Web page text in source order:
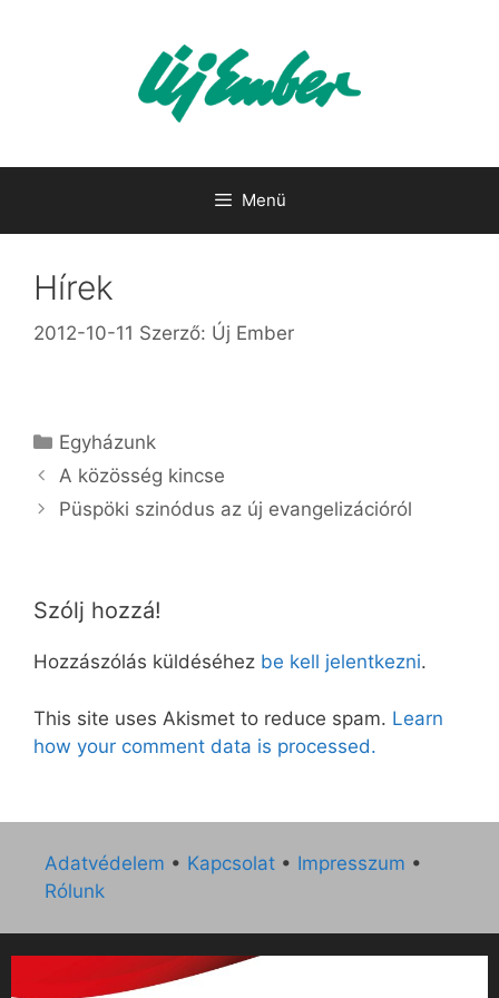
Menü
Hírek
2012-10-11 Szerző: Új Ember
Kategória
Egyházunk
A közösség kincse
Püspöki szinódus az új evangelizációról
Szólj hozzá!
Hozzászólás küldéséhez be kell jelentkezni.
This site uses Akismet to reduce spam. Learn
how your comment data is processed.
Adatvédelem • Kapcsolat • Impresszum •
Rólunk